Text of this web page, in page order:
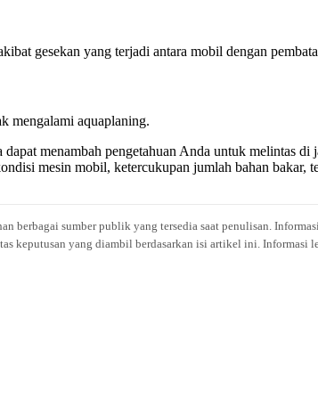
gesekan yang terjadi antara mobil dengan
mengalami aquaplaning.
menambah pengetahuan Anda untuk melintas
mesin mobil, ketercukupan jumlah bahan bakar,
berbagai sumber publik yang tersedia saat penulisan.
keputusan yang diambil berdasarkan isi artikel ini. Informasi